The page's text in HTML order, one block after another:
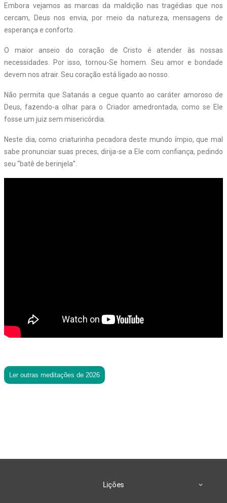
Embora vejamos as marcas da maldição nas tragédias que nos
cercam, Deus nos envia, por meio da natureza, mensagens de
esperança e conforto.
O maior anseio do coração de Cristo é atender às nossas
necessidades. Por isso, tornou-Se homem. Seu amor e bondade
devem nos atrair. Seu coração está ligado ao nosso.
Não permita que Satanás a cegue quanto ao caráter amoroso de
Deus, fazendo-a olhar para o Criador amedrontada, como se Ele
fosse um juiz sem misericórdia.
Neste dia, como criaturinha pecadora deste mundo ímpio, que mal
sabe pronunciar suas preces, dirija-se a Ele com confiança, pedindo
seu “batê de berinjela”.
Ler outras meditações de 2026
Lições